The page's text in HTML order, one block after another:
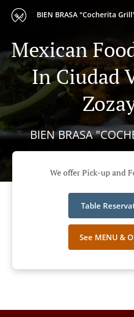
BIEN BRASA "Cocherita
Mexican
In Ciudad
BIEN BRASA
We offer Pick-up and
Table
See MENU &